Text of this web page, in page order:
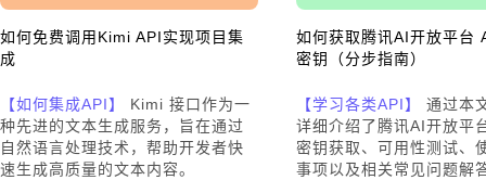
如何免费调用Kimi API实现项目集
成
【如何集成API】
Kimi 接口作为一
种先进的文本生成服务，旨在通过
自然语言处理技术，帮助开发者快
速生成高质量的文本内容。
如何获取腾讯AI开放平台
密钥（分步指南）
【学习各类API】
通过本
详细介绍了腾讯AI开放平
密钥获取、可用性测试、
事项以及相关常见问题解